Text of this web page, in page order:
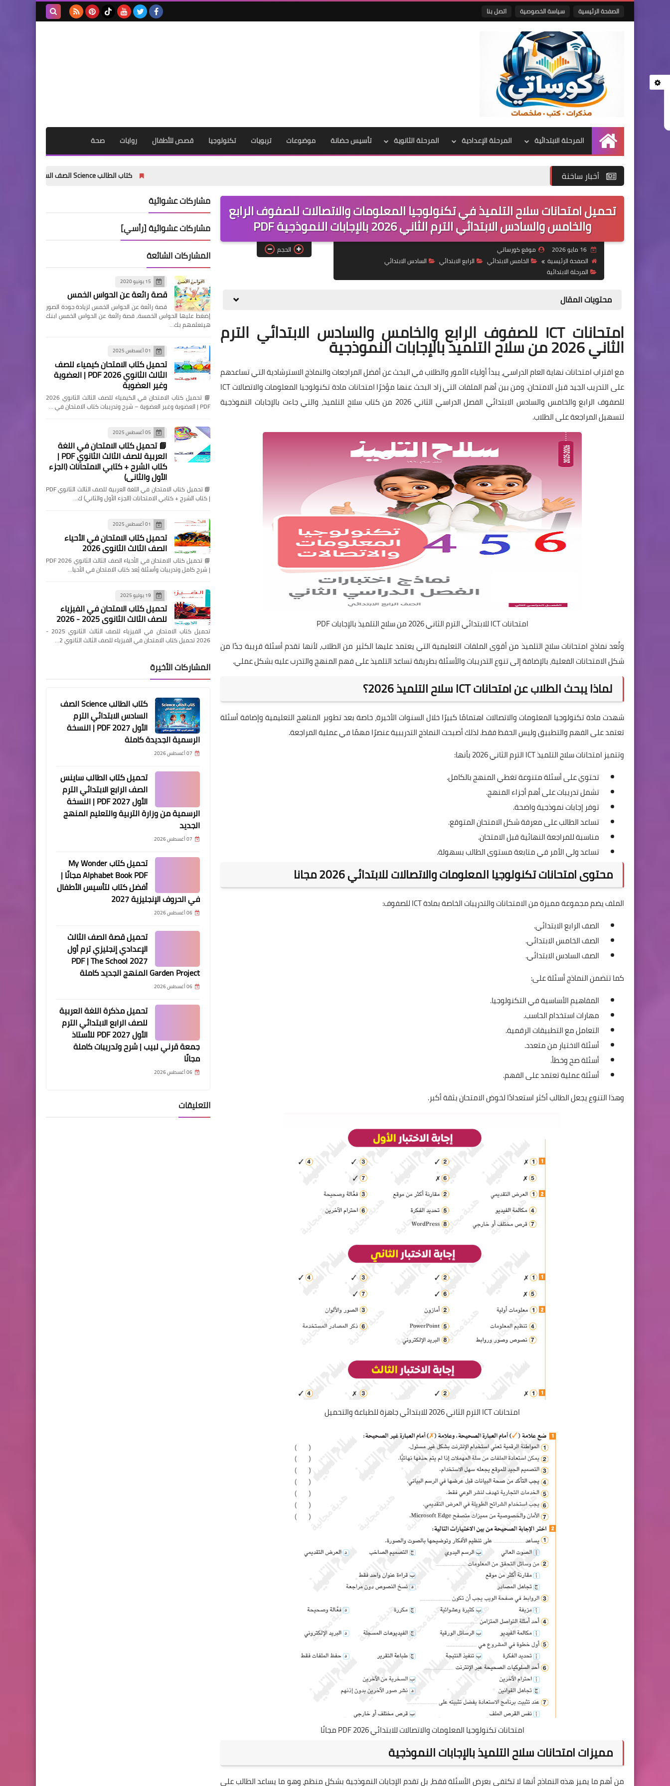
الصفحة الرئيسية سياسة الخصوصية اتصل بنا
الرئيسية
المرحلة الابتدائية المرحلة الإعدادية المرحلة الثانوية تأسيس حضانة موضوعات تربويات تكنولوجيا قصص للأطفال روايات صحة
أخبار ساخنة كتاب الطالب Science الصف السادس الابتدائي الترم الأول 2027 PDF | النسخة الرسمية الجديدة كاملة
تحميل امتحانات سلاح التلميذ في تكنولوجيا المعلومات والاتصالات للصفوف الرابع
والخامس والسادس الابتدائي الترم الثاني 2026 بالإجابات النموذجية PDF
16 مايو 2026
موقع كورساتي
الصفحة الرئيسية
الخامس الابتدائي الرابع الابتدائي
السادس الابتدائي
المرحلة الابتدائية
الحجم
محتويات المقال
امتحانات ICT للصفوف الرابع والخامس والسادس الابتدائي الترم
الثاني 2026 من سلاح التلميذ بالإجابات النموذجية
مع اقتراب امتحانات نهاية العام الدراسي، يبدأ أولياء الأمور والطلاب في البحث عن أفضل المراجعات والنماذج الاسترشادية التي تساعدهم
على التدريب الجيد قبل الامتحان. ومن بين أهم الملفات التي زاد البحث عنها مؤخرًا امتحانات مادة تكنولوجيا المعلومات والاتصالات ICT
للصفوف الرابع والخامس والسادس الابتدائي الفصل الدراسي الثاني 2026 من كتاب سلاح التلميذ، والتي جاءت بالإجابات النموذجية
لتسهيل المراجعة على الطلاب.
امتحانات ICT للابتدائي الترم الثاني 2026 من سلاح التلميذ بالإجابات PDF
وتُعد نماذج امتحانات سلاح التلميذ من أقوى الملفات التعليمية التي يعتمد عليها الكثير من الطلاب، لأنها تقدم أسئلة قريبة جدًا من
شكل الامتحانات الفعلية، بالإضافة إلى تنوع التدريبات والأسئلة بطريقة تساعد التلميذ على فهم المنهج والتدرب عليه بشكل عملي.
لماذا يبحث الطلاب عن امتحانات ICT سلاح التلميذ 2026؟
شهدت مادة تكنولوجيا المعلومات والاتصالات اهتمامًا كبيرًا خلال السنوات الأخيرة، خاصة بعد تطوير المناهج التعليمية وإضافة أسئلة
تعتمد على الفهم والتطبيق وليس الحفظ فقط. لذلك أصبحت النماذج التدريبية عنصرًا مهمًا في عملية المراجعة.
وتتميز امتحانات سلاح التلميذ ICT الترم الثاني 2026 بأنها:
تحتوي على أسئلة متنوعة تغطي المنهج بالكامل.
تشمل تدريبات على أهم أجزاء المنهج.
توفر إجابات نموذجية واضحة.
تساعد الطالب على معرفة شكل الامتحان المتوقع.
مناسبة للمراجعة النهائية قبل الامتحان.
تساعد ولي الأمر في متابعة مستوى الطالب بسهولة.
محتوى امتحانات تكنولوجيا المعلومات والاتصالات للابتدائي 2026 مجانا
الملف يضم مجموعة مميزة من الامتحانات والتدريبات الخاصة بمادة ICT للصفوف:
الصف الرابع الابتدائي.
الصف الخامس الابتدائي.
الصف السادس الابتدائي.
كما تتضمن النماذج أسئلة على:
المفاهيم الأساسية في التكنولوجيا.
مهارات استخدام الحاسب.
التعامل مع التطبيقات الرقمية.
أسئلة الاختيار من متعدد.
أسئلة صح وخطأ.
أسئلة عملية تعتمد على الفهم.
وهذا التنوع يجعل الطالب أكثر استعدادًا لخوض الامتحان بثقة أكبر.
امتحانات ICT الترم الثاني 2026 للابتدائي جاهزة للطباعة والتحميل
امتحانات تكنولوجيا المعلومات والاتصالات للابتدائي 2026 PDF مجانًا
مميزات امتحانات سلاح التلميذ بالإجابات النموذجية
من أهم ما يميز هذه النماذج أنها لا تكتفي بعرض الأسئلة فقط، بل تقدم الإجابات النموذجية بشكل منظم، وهو ما يساعد الطالب على
مشاركات عشوائية
مشاركات عشوائية [رأسي]
المشاركات الشائعة
15 يونيو 2020
قصة رائعة عن الحواس الخمس
قصة رائعة عن الحواس الخمس لزيادة جودة الصور
إضغط عليها الحواس الخمسة, قصة رائعة عن الحواس الخمس ابنك
هيتعلمهم بك…
01 أغسطس 2025
تحميل كتاب الامتحان كيمياء للصف
الثالث الثانوي 2026 PDF | العضوية
وغير العضوية
📘 تحميل كتاب الامتحان في الكيمياء للصف الثالث الثانوي 2026
PDF | العضوية وغير العضوية – شرح وتدريبات كتاب الامتحان في …
05 أغسطس 2025
📘 تحميل كتاب الامتحان في اللغة
العربية للصف الثالث الثانوي PDF |
كتاب الشرح + كتابي الامتحانات (الجزء
الأول والثاني)
📘 تحميل كتاب الامتحان في اللغة العربية للصف الثالث الثانوي PDF
| كتاب الشرح + كتابي الامتحانات (الجزء الأول والثاني) ك…
01 أغسطس 2025
تحميل كتاب الامتحان في الأحياء
الصف الثالث الثانوي 2026
📘 تحميل كتاب الامتحان في الأحياء الصف الثالث الثانوي 2026 PDF
| شرح كامل وتدريبات وأسئلة يُعد كتاب الامتحان في الأحيا…
19 يوليو 2025
تحميل كتاب الامتحان في الفيزياء
للصف الثالث الثانوي 2025 - 2026
تحميل كتاب الامتحان في الفيزياء للصف الثالث الثانوي 2025 -
2026 تحميل كتاب الامتحان في الفيزياء للصف الثالث الثانوي 2…
المشاركات الأخيرة
كتاب الطالب Science الصف
السادس الابتدائي الترم
الأول 2027 PDF | النسخة
الرسمية الجديدة كاملة
07 أغسطس 2026
تحميل كتاب الطالب ساينس
الصف الرابع الابتدائي الترم
الأول 2027 PDF | النسخة
الرسمية من وزارة التربية والتعليم المنهج
الجديد
07 أغسطس 2026
تحميل كتاب My Wonder
Alphabet Book PDF مجانًا |
أفضل كتاب لتأسيس الأطفال
في الحروف الإنجليزية 2027
06 أغسطس 2026
تحميل قصة الصف الثالث
الإعدادي إنجليزي ترم أول
2027 PDF | The School
Garden Project المنهج الجديد كاملة
06 أغسطس 2026
تحميل مذكرة اللغة العربية
للصف الرابع الابتدائي الترم
الأول 2027 PDF للأستاذ
جمعة قرني لبيب | شرح وتدريبات كاملة
مجانًا
06 أغسطس 2026
التعليقات